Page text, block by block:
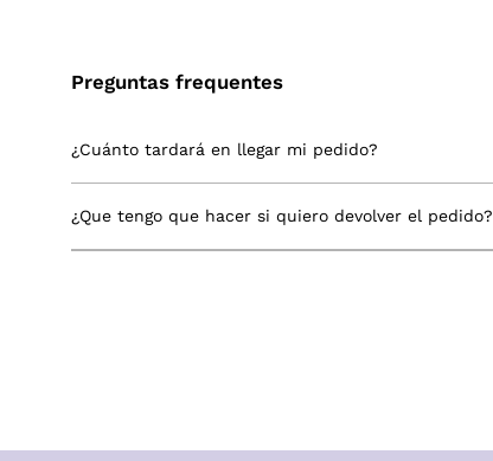
Preguntas frequentes
¿Cuánto tardará en llegar mi pedido?
¿Que tengo que hacer si quiero devolver el pedido?